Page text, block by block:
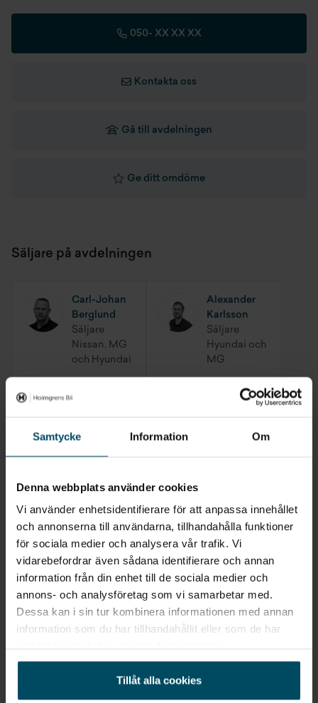
Samtycke Information Om
Denna webbplats använder cookies
Vi använder enhetsidentifierare för att anpassa innehållet
och annonserna till användarna, tillhandahålla funktioner
för sociala medier och analysera vår trafik. Vi
vidarebefordrar även sådana identifierare och annan
information från din enhet till de sociala medier och
annons- och analysföretag som vi samarbetar med.
Dessa kan i sin tur kombinera informationen med annan
information som du har tillhandahållit eller som de har
Tillåt alla cookies
Max släpvagnsvikt B-körkort
Eldriven justering av förarstol
Lane departure warning
Larm
LED strålkastare
Rails
Spoiler
Startspärr
Säten med tygklädsel samt konstläder
050- XX XX XX
Kontakta oss
Gå till avdelningen
Ge ditt omdöme
Säljare på avdelningen
Carl-Johan
Berglund
Säljare
Nissan, MG
och Hyundai
Alexander
Karlsson
Säljare
Hyundai och
MG
Säljare
Petri
Kariniemi
Säljare
BMW
Belina
Säljare
Evelina
Jansson
Plith
Säljare